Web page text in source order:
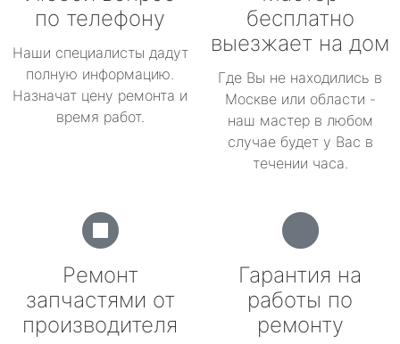
по телефону
Наши специалисты дадут
полную информацию.
Назначат цену ремонта и
время работ.
бесплатно
выезжает на дом
Где Вы не находились в
Москве или области -
наш мастер в любом
случае будет у Вас в
течении часа.
Ремонт
запчастями от
производителя
Гарантия на
работы по
ремонту